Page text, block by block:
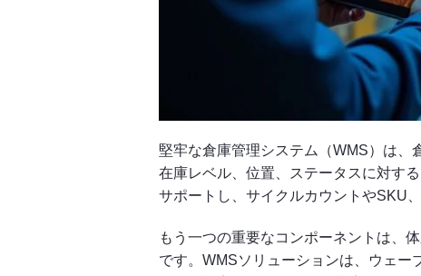
堅牢な倉庫管理システム（WMS）は、
在庫レベル、位置、ステータスに対する
サポートし、サイクルカウントやSKU
もう一つの重要なコンポーネントは、
です。WMSソリューションは、ウェー